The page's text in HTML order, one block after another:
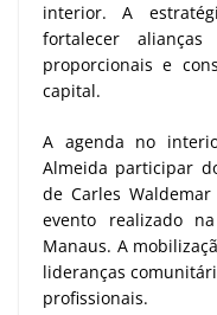
interior. A
fortalecer
proporcionais e
capital.
A agenda no
Almeida participar
de Carles
evento realizado
Manaus. A
lideranças
profissionais.